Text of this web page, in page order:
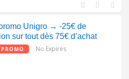
Unigro → -25€ de
sur tout dès 75€ d’achat
No Expires